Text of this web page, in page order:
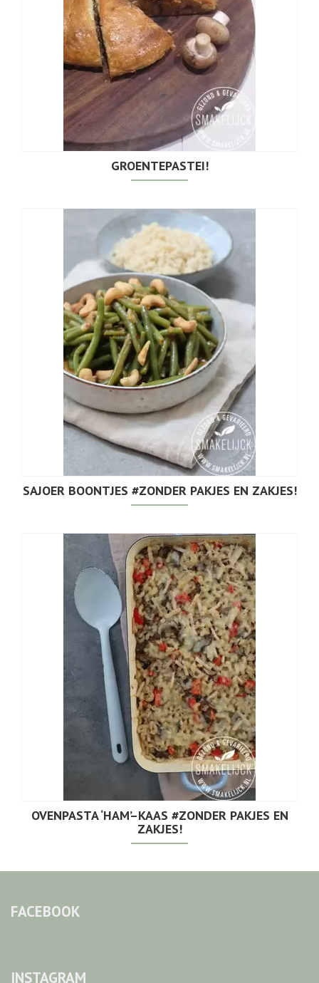
GROENTEPASTEI!
SAJOER BOONTJES #ZONDER PAKJES EN ZAKJES!
OVENPASTA ‘HAM’–KAAS #ZONDER PAKJES EN
ZAKJES!
FACEBOOK
INSTAGRAM